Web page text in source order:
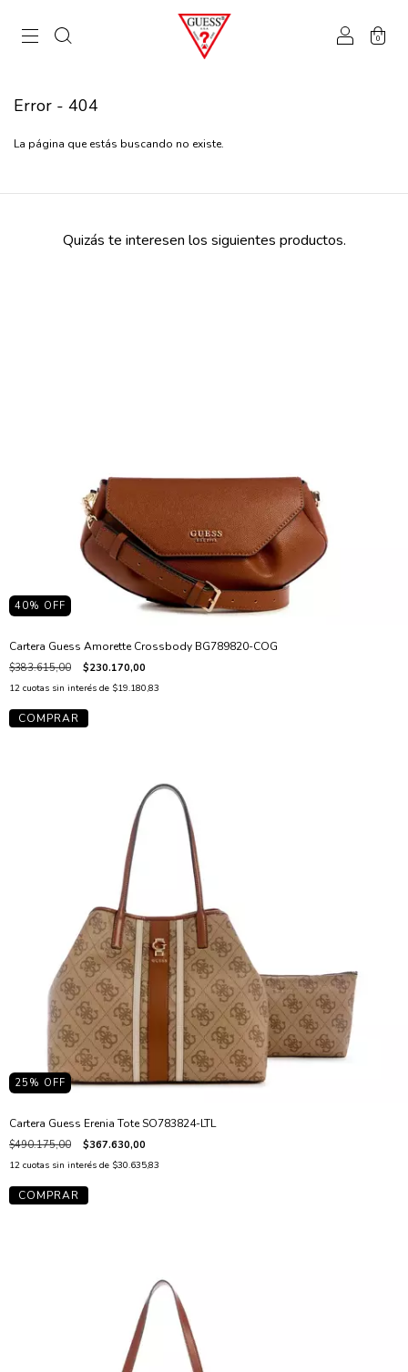
0
Error - 404
La página que estás buscando no existe.
Quizás te interesen los siguientes productos.
40% OFF
Cartera Guess Amorette Crossbody BG789820-COG
$383.615,00 $230.170,00
12 cuotas sin interés de $19.180,83
25 % OFF
Cartera Guess Erenia Tote SO783824-LTL
$490.175,00 $367.630,00
12 cuotas sin interés de $30.635,83